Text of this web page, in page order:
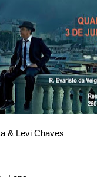
& Levi Chaves